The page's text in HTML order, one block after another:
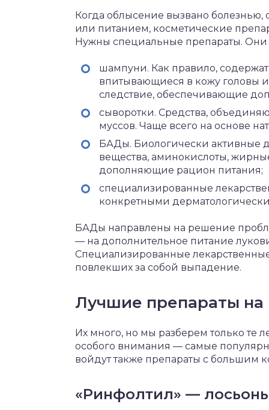
Когда облысение вызвано
или питанием, косметические
Нужны специальные препараты. Они
шампуни. Как правило,
впитывающиеся в кожу головы
следствие, обеспечивающие
сыворотки. Средства,
муссов. Чаще всего на основе
БАДы. Биологически активные
вещества, аминокислоты,
дополняющие рацион питания;
специализированные
конкретными
БАДы направлены на решение
— на дополнительное питание
Специализированные
повлекших за собой выпадение.
Лучшие препараты на
Их много, но мы разберем только те
особого внимания — самые
войдут также препараты с большим
«Ринфолтил» —